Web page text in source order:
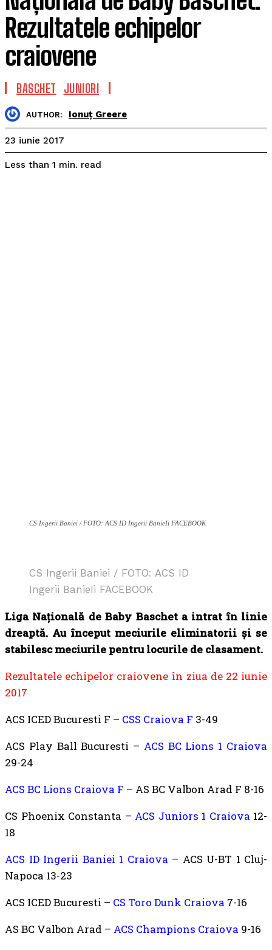
Rezultatele echipelor
craiovene
BASCHET JUNIORI
AUTHOR: Ionuț Greere
23 iunie 2017
Less than 1 min. read
CS Ingerii Baniei / FOTO: ACS ID Ingerii BanieIi FACEBOOK
CS Ingerii Baniei / FOTO: ACS ID
Ingerii BanieIi FACEBOOK
Liga Națională de Baby Baschet a intrat în linie
dreaptă. Au început meciurile eliminatorii și se
stabilesc meciurile pentru locurile de clasament.
Rezultatele echipelor craiovene în ziua de 22 iunie
2017
ACS ICED Bucuresti F – CSS Craiova F 3-49
ACS Play Ball Bucuresti – ACS BC Lions 1 Craiova
29-24
ACS BC Lions Craiova F – AS BC Valbon Arad F 8-16
CS Phoenix Constanta – ACS Juniors 1 Craiova 12-
18
ACS ID Ingerii Baniei 1 Craiova – ACS U-BT 1 Cluj-
Napoca 13-23
ACS ICED Bucuresti – CS Toro Dunk Craiova 7-16
AS BC Valbon Arad – ACS Champions Craiova 9-16